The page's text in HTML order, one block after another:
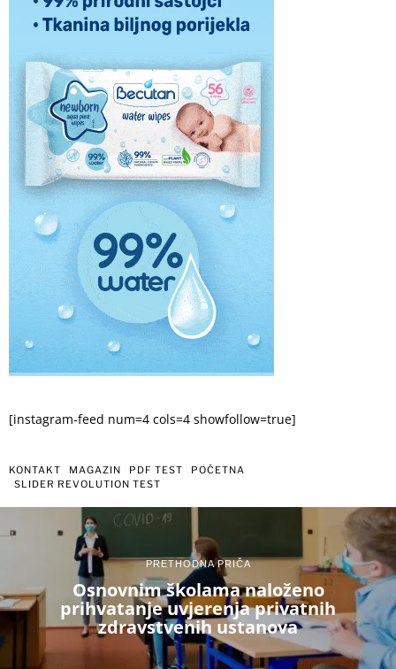
[instagram-feed num=4 cols=4 showfollow=true]
KONTAKT MAGAZIN PDF TEST
POČETNA
SLIDER REVOLUTION TEST
PRETHODNA PRIČA
Osnovnim školama naloženo
prihvatanje uvjerenja privatnih
zdravstvenih ustanova